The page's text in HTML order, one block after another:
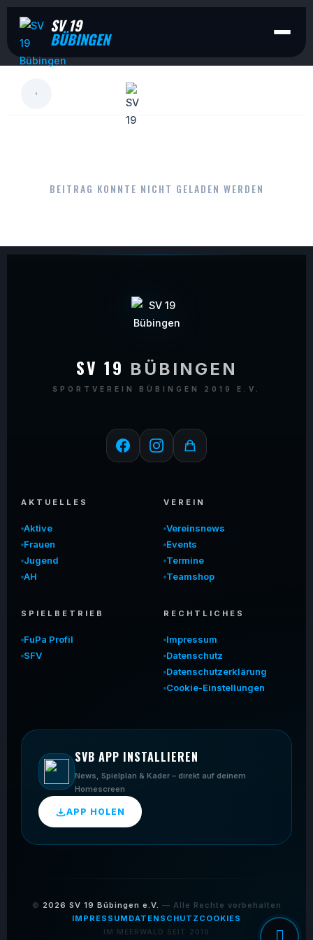
SV 19
BÜBINGEN
BEITRAG KONNTE NICHT GELADEN WERDEN
SV 19 BÜBINGEN
SPORTVEREIN BÜBINGEN 2019 E.V.
AKTUELLES
Aktive
Frauen
Jugend
AH
VEREIN
Vereinsnews
Events
Termine
Teamshop
SPIELBETRIEB
FuPa Profil
SFV
RECHTLICHES
Impressum
Datenschutz
Datenschutzerklärung
Cookie-Einstellungen
SVB APP INSTALLIEREN
News, Spielplan & Kader – direkt auf deinem
Homescreen
APP HOLEN
© 2026 SV 19 Bübingen e.V. — Alle Rechte vorbehalten
IMPRESSUM DATENSCHUTZ COOKIES
IM MEERWALD SEIT 2019